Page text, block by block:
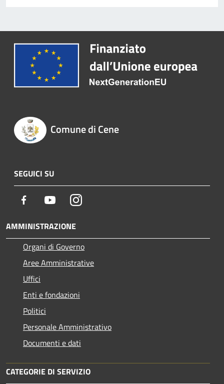
Comune di Cene
SEGUICI SU
Facebook YoutubeInstagram
AMMINISTRAZIONE
Organi di Governo
Aree Amministrative
Uffici
Enti e fondazioni
Politici
Personale Amministrativo
Documenti e dati
CATEGORIE DI SERVIZIO